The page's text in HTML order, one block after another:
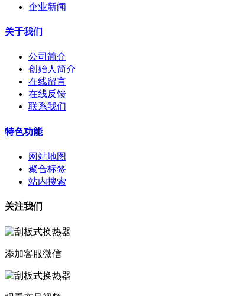
企业新闻
关于我们
公司简介
创始人简介
在线留言
在线反馈
联系我们
特色功能
网站地图
聚合标签
站内搜索
关注我们
添加客服微信